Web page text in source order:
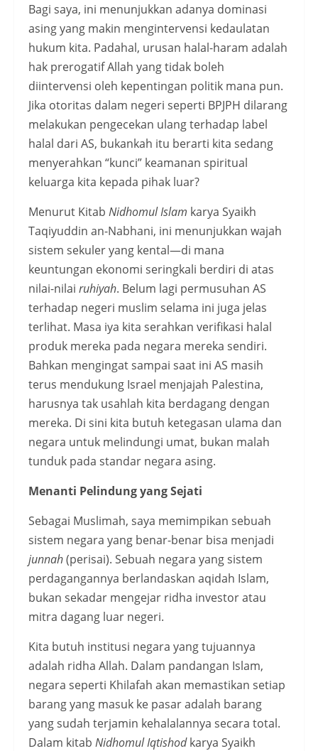
Bagi saya, ini menunjukkan adanya dominasi
asing yang makin mengintervensi kedaulatan
hukum kita. Padahal, urusan halal-haram adalah
hak prerogatif Allah yang tidak boleh
diintervensi oleh kepentingan politik mana pun.
Jika otoritas dalam negeri seperti BPJPH dilarang
melakukan pengecekan ulang terhadap label
halal dari AS, bukankah itu berarti kita sedang
menyerahkan “kunci” keamanan spiritual
keluarga kita kepada pihak luar?
Menurut Kitab Nidhomul Islam karya Syaikh
Taqiyuddin an-Nabhani, ini menunjukkan wajah
sistem sekuler yang kental—di mana
keuntungan ekonomi seringkali berdiri di atas
nilai-nilai ruhiyah. Belum lagi permusuhan AS
terhadap negeri muslim selama ini juga jelas
terlihat. Masa iya kita serahkan verifikasi halal
produk mereka pada negara mereka sendiri.
Bahkan mengingat sampai saat ini AS masih
terus mendukung Israel menjajah Palestina,
harusnya tak usahlah kita berdagang dengan
mereka. Di sini kita butuh ketegasan ulama dan
negara untuk melindungi umat, bukan malah
tunduk pada standar negara asing.
Menanti Pelindung yang Sejati
Sebagai Muslimah, saya memimpikan sebuah
sistem negara yang benar-benar bisa menjadi
junnah(perisai). Sebuah negara yang sistem
perdagangannya berlandaskan aqidah Islam,
bukan sekadar mengejar ridha investor atau
mitra dagang luar negeri.
Kita butuh institusi negara yang tujuannya
adalah ridha Allah. Dalam pandangan Islam,
negara seperti Khilafah akan memastikan setiap
barang yang masuk ke pasar adalah barang
yang sudah terjamin kehalalannya secara total.
Dalam kitab Nidhomul Iqtishodkarya Syaikh